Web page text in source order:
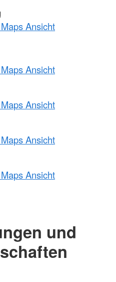
Ansicht
Ansicht
Ansicht
Ansicht
Ansicht
und